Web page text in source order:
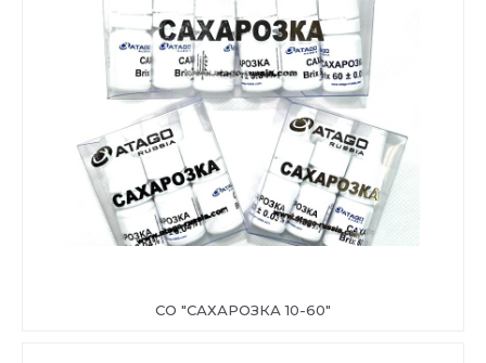
СО "САХАРОЗКА 10-60"